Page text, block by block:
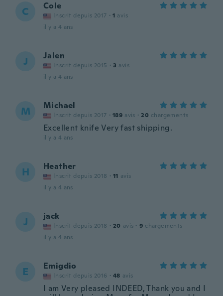
C Cole
Inscrit depuis 2017 · 1 avis
il y a 4 ans
J Jalen
Inscrit depuis 2015 · 3 avis
il y a 4 ans
M Michael
Inscrit depuis 2017 · 189 avis · 20 chargements
Excellent knife Very fast shipping.
il y a 4 ans
H Heather
Inscrit depuis 2018 · 11 avis
il y a 4 ans
J jack
Inscrit depuis 2018 · 20 avis · 9 chargements
il y a 4 ans
E Emigdio
Inscrit depuis 2016 · 48 avis
I am Very pleased INDEED, Thank you and I